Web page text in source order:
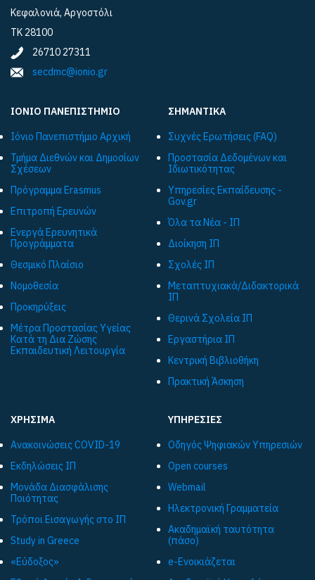
Κεφαλονιά, Αργοστόλι
ΤΚ 28100
26710 27311
secdmc@ionio.gr
ΙΟΝΙΟ ΠΑΝΕΠΙΣΤΗΜΙΟ
Ιόνιο Πανεπιστήμιο Αρχική
Τμήμα Διεθνών και Δημοσίων
Σχέσεων
Πρόγραμμα Εrasmus
Επιτροπή Ερευνών
Ενεργά Ερευνητικά
Προγράμματα
Θεσμικό Πλαίσιο
Νομοθεσία
Προκηρύξεις
Μέτρα Προστασίας Υγείας
Κατά τη Δια Ζώσης
Εκπαιδευτική Λειτουργία
ΣΗΜΑΝΤΙΚΑ
Συχνές Ερωτήσεις (FAQ)
Προστασία Δεδομένων και
Ιδιωτικότητας
Υπηρεσίες Εκπαίδευσης -
Gov.gr
Όλα τα Νέα - ΙΠ
Διοίκηση ΙΠ
Σχολές ΙΠ
Μεταπτυχιακά/Διδακτορικά
ΙΠ
Θερινά Σχολεία ΙΠ
Εργαστήρια ΙΠ
Κεντρική Βιβλιοθήκη
Πρακτική Άσκηση
ΧΡΗΣΙΜΑ
Ανακοινώσεις COVID-19
Εκδηλώσεις ΙΠ
Μονάδα Διασφάλισης
Ποιότητας
Τρόποι Εισαγωγής στο ΙΠ
Study in Greece
«Εύδοξος»
ΥΠΗΡΕΣΙΕΣ
Οδηγός Ψηφιακών Υπηρεσιών
Open courses
Webmail
Ηλεκτρονική Γραμματεία
Ακαδημαϊκή ταυτότητα
(πάσο)
e-Ενοικιάζεται